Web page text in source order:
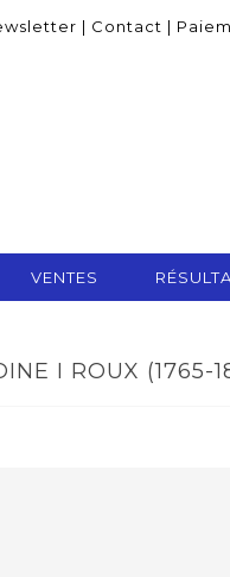
| Contact |
VENTES
I ROUX (1765-